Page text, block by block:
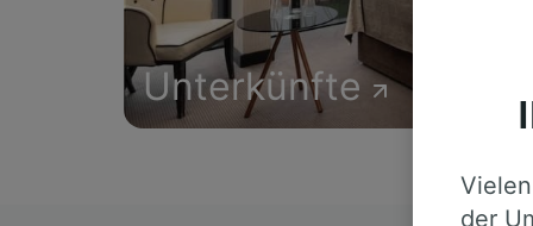
Unterkünfte
der